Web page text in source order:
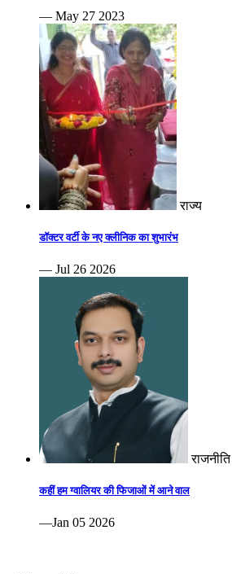
— May 27 2023
राज्य
डॉक्टर वर्टी के नए क्लीनिक का शुभारंभ
— Jul 26 2026
राजनीति
कहीं हम ग्वालियर की फिजाओं में आने वाल
—Jan 05 2026